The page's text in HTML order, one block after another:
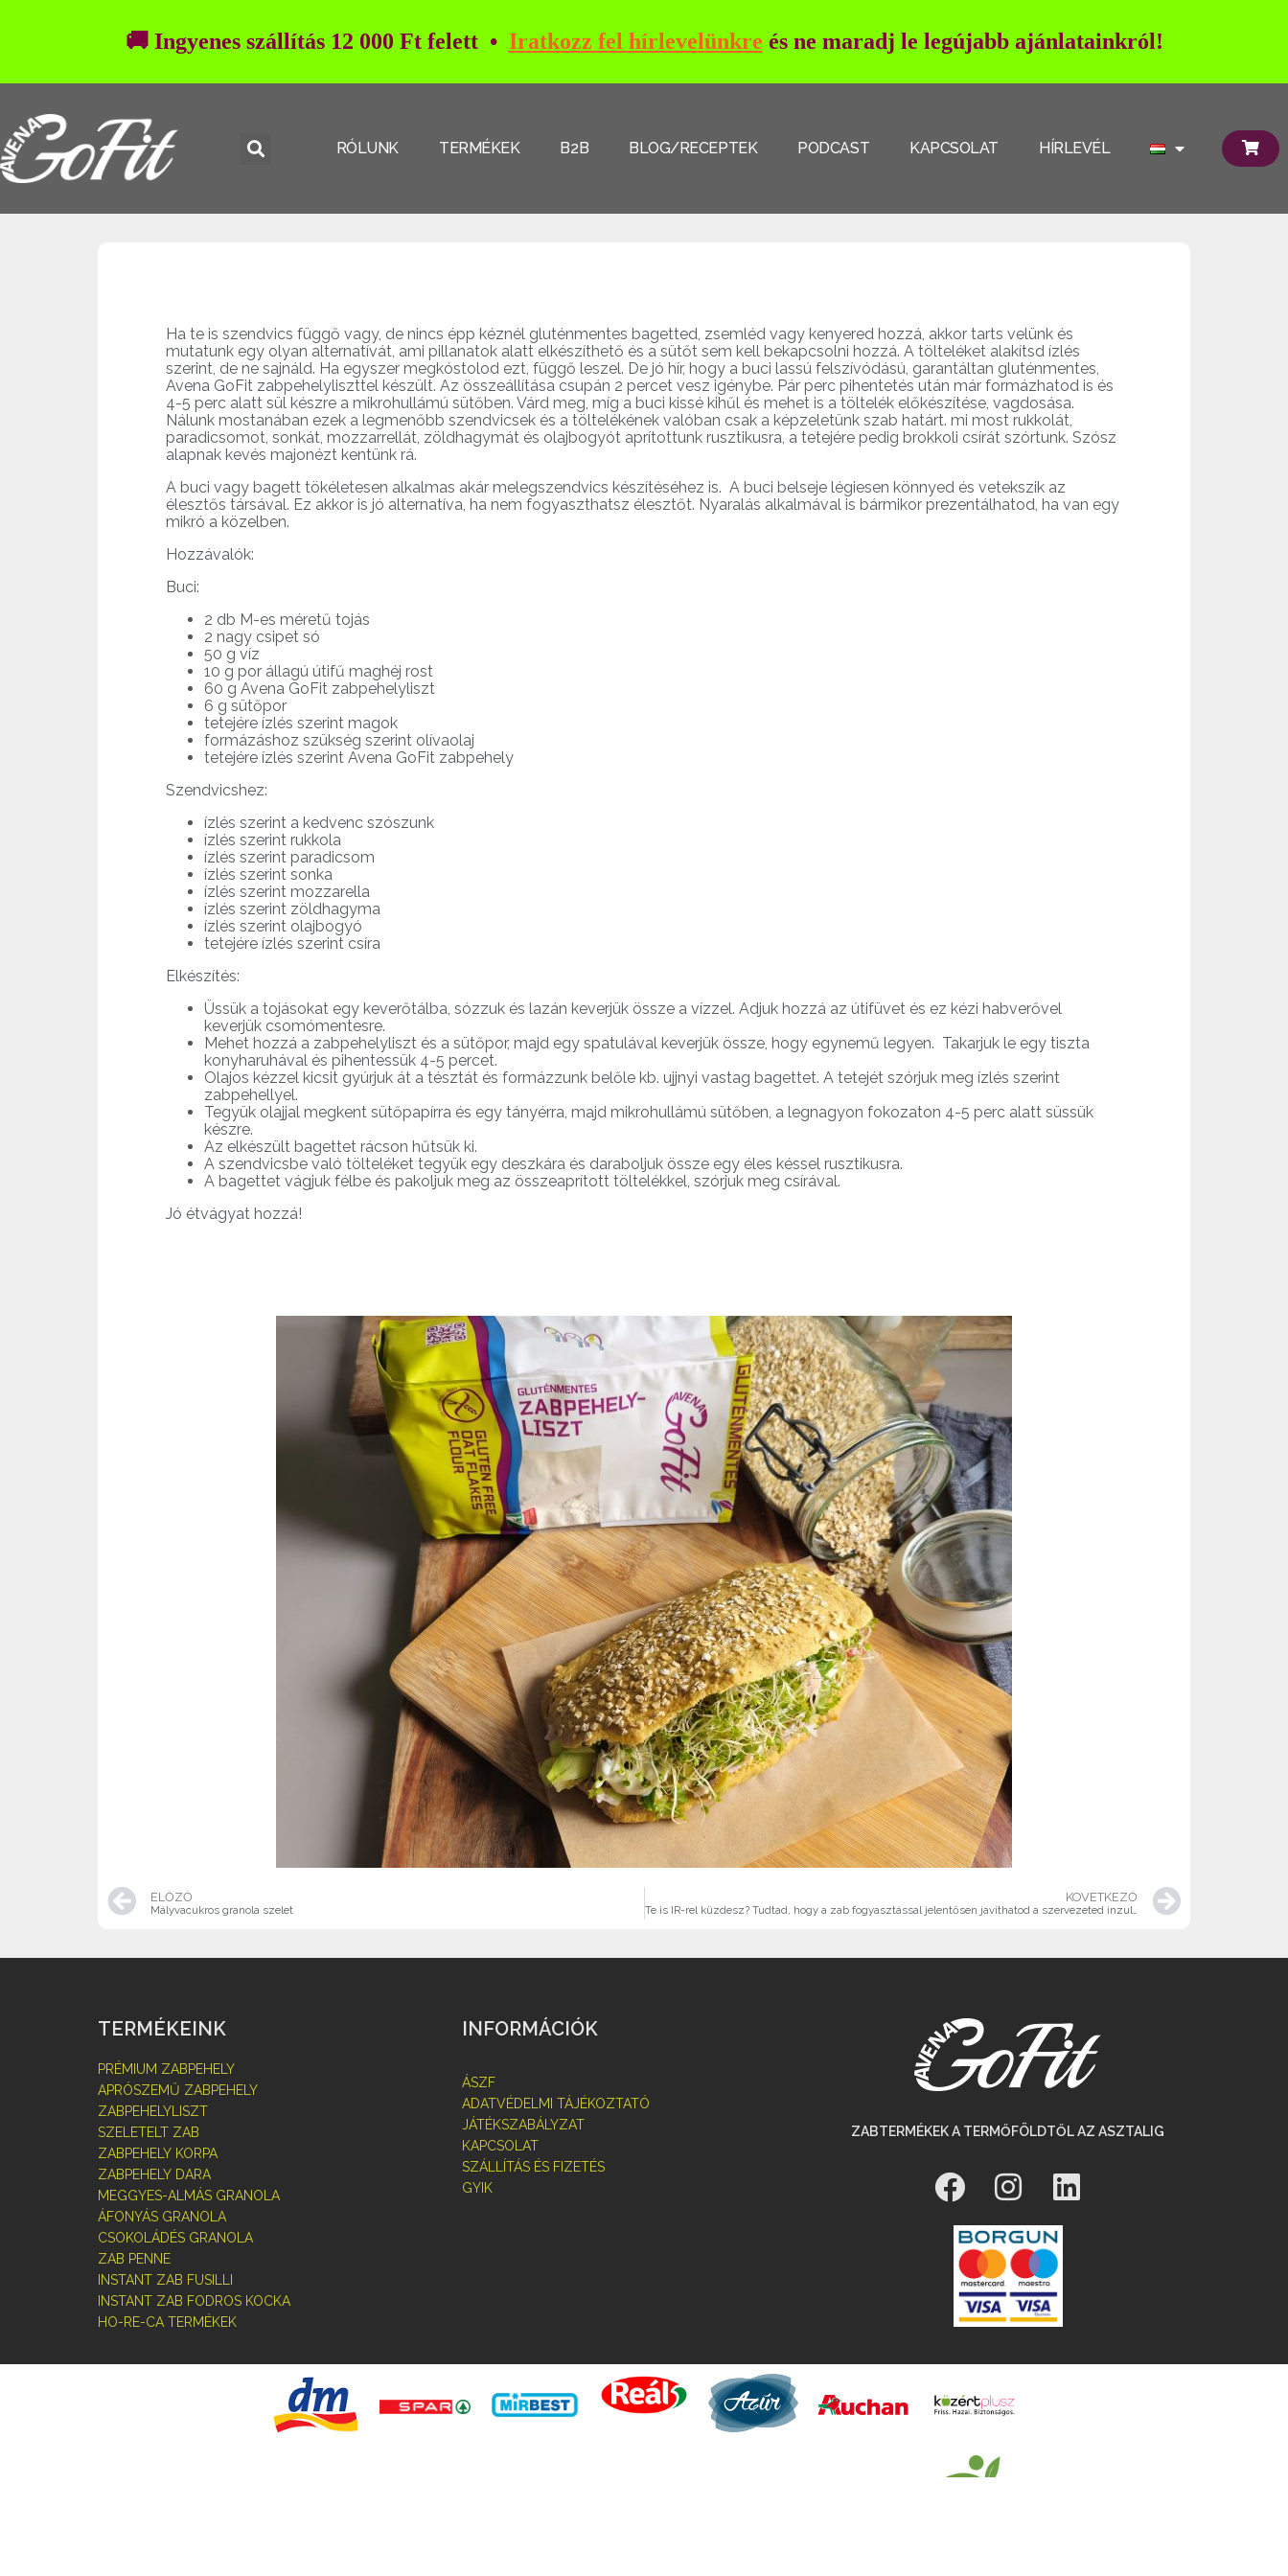
🚚 Ingyenes szállítás 12 000 Ft felett • Iratkozz fel hírlevelünkre és ne maradj le legújabb ajánlatainkról!
RÓLUNK TERMÉKEK B2B BLOG/RECEPTEK PODCAST KAPCSOLAT HÍRLEVÉL
Ha te is szendvics függő vagy, de nincs épp kéznél gluténmentes bagetted, zsemléd vagy kenyered hozzá, akkor tarts velünk és
mutatunk egy olyan alternatívát, ami pillanatok alatt elkészíthető és a sütőt sem kell bekapcsolni hozzá. A tölteléket alakítsd ízlés
szerint, de ne sajnáld. Ha egyszer megkóstolod ezt, függő leszel. De jó hír, hogy a buci lassú felszívódású, garantáltan gluténmentes,
Avena GoFit zabpehelyliszttel készült. Az összeállítása csupán 2 percet vesz igénybe. Pár perc pihentetés után már formázhatod is és
4-5 perc alatt sül készre a mikrohullámú sütőben. Várd meg, míg a buci kissé kihűl és mehet is a töltelék előkészítése, vagdosása.
Nálunk mostanában ezek a legmenőbb szendvicsek és a töltelékének valóban csak a képzeletünk szab határt. mi most rukkolát,
paradicsomot, sonkát, mozzarrellát, zöldhagymát és olajbogyót aprítottunk rusztikusra, a tetejére pedig brokkoli csírát szórtunk. Szósz
alapnak kevés majonézt kentünk rá.
A buci vagy bagett tökéletesen alkalmas akár melegszendvics készítéséhez is. A buci belseje légiesen könnyed és vetekszik az
élesztős társával. Ez akkor is jó alternatíva, ha nem fogyaszthatsz élesztőt. Nyaralás alkalmával is bármikor prezentálhatod, ha van egy
mikró a közelben.
Hozzávalók:
Buci:
2 db M-es méretű tojás
2 nagy csipet só
50 g víz
10 g por állagú útifű maghéj rost
60 g Avena GoFit zabpehelyliszt
6 g sütőpor
tetejére ízlés szerint magok
formázáshoz szükség szerint olívaolaj
tetejére ízlés szerint Avena GoFit zabpehely
Szendvicshez:
ízlés szerint a kedvenc szószunk
ízlés szerint rukkola
ízlés szerint paradicsom
ízlés szerint sonka
ízlés szerint mozzarella
ízlés szerint zöldhagyma
ízlés szerint olajbogyó
tetejére ízlés szerint csíra
Elkészítés:
Üssük a tojásokat egy keverőtálba, sózzuk és lazán keverjük össze a vízzel. Adjuk hozzá az útifüvet és ez kézi habverővel
keverjük csomómentesre.
Mehet hozzá a zabpehelyliszt és a sütőpor, majd egy spatulával keverjük össze, hogy egynemű legyen. Takarjuk le egy tiszta
konyharuhával és pihentessük 4-5 percet.
Olajos kézzel kicsit gyúrjuk át a tésztát és formázzunk belőle kb. ujjnyi vastag bagettet. A tetejét szórjuk meg ízlés szerint
zabpehellyel.
Tegyük olajjal megkent sütőpapírra és egy tányérra, majd mikrohullámú sütőben, a legnagyon fokozaton 4-5 perc alatt süssük
készre.
Az elkészült bagettet rácson hűtsük ki.
A szendvicsbe való tölteléket tegyük egy deszkára és daraboljuk össze egy éles késsel rusztikusra.
A bagettet vágjuk félbe és pakoljuk meg az összeaprított töltelékkel, szórjuk meg csírával.
Jó étvágyat hozzá!
ELŐZŐ
Mályvacukros granola szelet
KÖVETKEZŐ
Te is IR-rel küzdesz? Tudtad, hogy a zab fogyasztással jelentősen javíthatod a szervezeted inzulinérzékenységét?
TERMÉKEINK
PRÉMIUM ZABPEHELY
APRÓSZEMŰ ZABPEHELY
ZABPEHELYLISZT
SZELETELT ZAB
ZABPEHELY KORPA
ZABPEHELY DARA
MEGGYES-ALMÁS GRANOLA
ÁFONYÁS GRANOLA
CSOKOLÁDÉS GRANOLA
ZAB PENNE
INSTANT ZAB FUSILLI
INSTANT ZAB FODROS KOCKA
HO-RE-CA TERMÉKEK
INFORMÁCIÓK
ÁSZF
ADATVÉDELMI TÁJÉKOZTATÓ
JÁTÉKSZABÁLYZAT
KAPCSOLAT
SZÁLLÍTÁS ÉS FIZETÉS
GYIK
ZABTERMÉKEK A TERMŐFÖLDTŐL AZ ASZTALIG